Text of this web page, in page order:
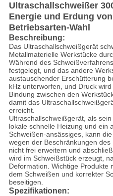
Ultraschallschweißer
Energie und Erdung
Betriebsarten-Wahl
Beschreibung:
Das Ultraschallschweißgerät
Metallmaterielle Werkstücke
Während des
festgelegt, und das andere
austauschender Erschütterung
kHz unterworfen, und Druck
Bindung zwischen den
damit das
erreicht.
Ultraschallschweißgerät, als
lokale schnelle Heizung und ein
Schweißen-ansässiges, kann
wegen der Beschränkungen
nicht frei erweitern und
wird im Schweißstück erzeugt,
Deformation. Wichtige Produkte
dem Schweißen und korrekter
beseitigen.
Spezifikationen: